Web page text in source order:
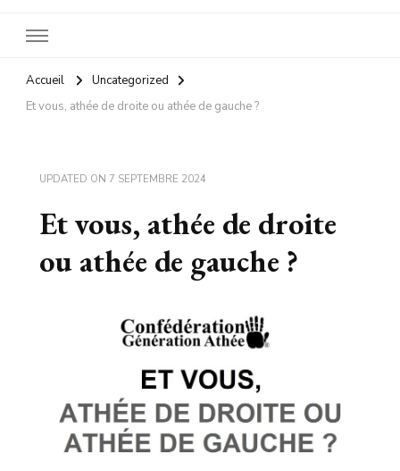
Accueil
Uncategorized
Et vous, athée de droite ou athée de gauche ?
UPDATED ON 7 SEPTEMBRE 2024
Et vous, athée de droite
ou athée de gauche ?